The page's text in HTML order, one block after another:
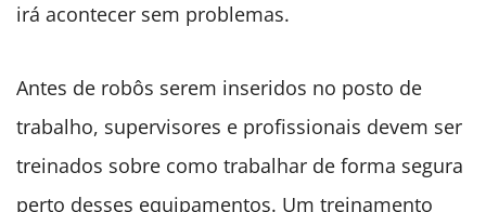
irá acontecer sem problemas.
Antes de robôs serem inseridos no posto de
trabalho, supervisores e profissionais devem ser
treinados sobre como trabalhar de forma segura
perto desses equipamentos. Um treinamento